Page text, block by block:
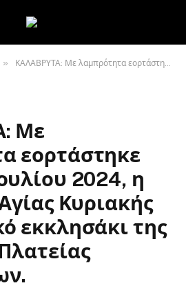
» ΚΑΛΑΒΡΥΤΑ: Με λαμπρότητα εορτάστηκε σήμερα 7 Ιουλίου 2024, η εορτή της Αγίας Κυριακής στο γραφικό εκκλησάκι της κεντρικής Πλατείας Καλαβρύτων.
Με
εορτάστηκε
2024, η
Κυριακής
εκκλησάκι της